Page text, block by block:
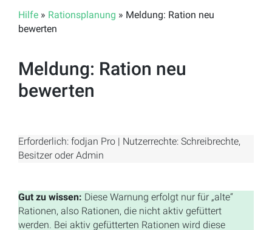
Hilfe » Rationsplanung » Meldung: Ration neu
bewerten
Meldung: Ration neu
bewerten
Erforderlich: fodjan Pro | Nutzerrechte: Schreibrechte,
Besitzer oder Admin
Gut zu wissen: Diese Warnung erfolgt nur für „alte“
Rationen, also Rationen, die nicht aktiv gefüttert
werden. Bei aktiv gefütterten Rationen wird diese